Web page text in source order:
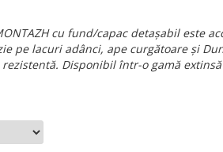
cu fund/capac detașabil este
pe lacuri adânci, ape curgătoare și
Disponibil într-o gamă